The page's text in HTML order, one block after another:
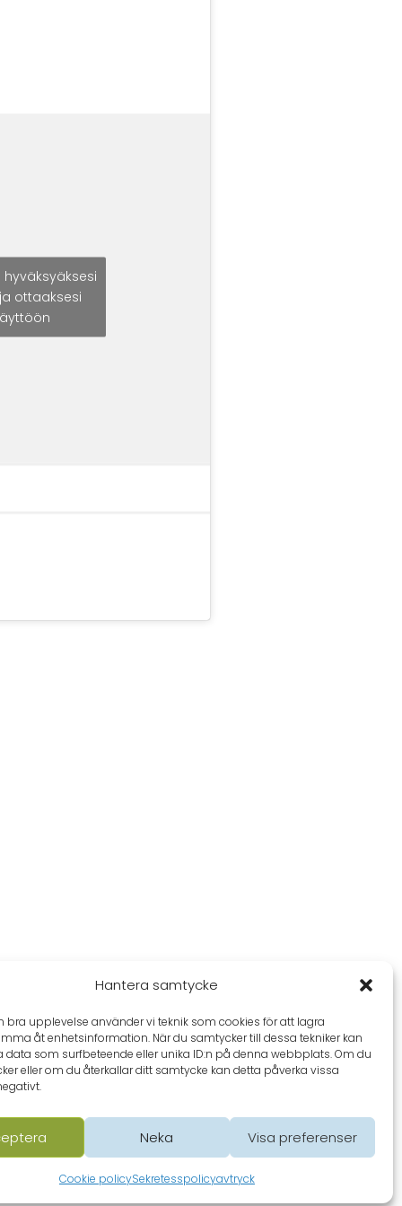
Hantera samtycke
bra upplevelse använder vi teknik som cookies för att lagra
åt enhetsinformation. När du samtycker till dessa tekniker kan
data som surfbeteende eller unika ID:n på denna webbplats. Om du
eller om du återkallar ditt samtycke kan detta påverka vissa
Neka Visa preferenser
Cookie policySekretesspolicyavtryck
ottaaksesi